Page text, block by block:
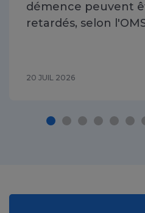
démence peuvent
retardés, selon
20 JUIL 2026